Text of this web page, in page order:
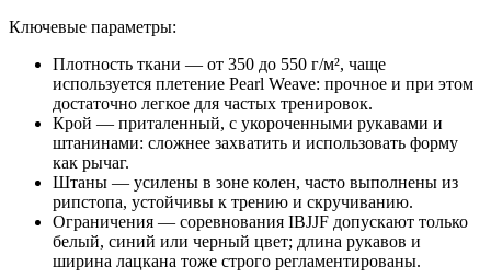
Ключевые параметры:
Плотность ткани — от 350 до 550 г/м², чаще
используется плетение Pearl Weave: прочное и при этом
достаточно легкое для частых тренировок.
Крой — приталенный, с укороченными рукавами и
штанинами: сложнее захватить и использовать форму
как рычаг.
Штаны — усилены в зоне колен, часто выполнены из
рипстопа, устойчивы к трению и скручиванию.
Ограничения — соревнования IBJJF допускают только
белый, синий или черный цвет; длина рукавов и
ширина лацкана тоже строго регламентированы.